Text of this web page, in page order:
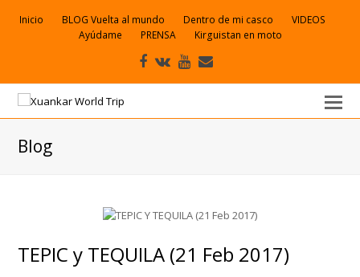
Inicio BLOG Vuelta al mundo Dentro de mi casco
VIDEOS
Ayúdame
PRENSA Kirguistan en moto
Facebook
VK Youtube
electrónico
Blog
TEPIC y TEQUILA (21 Feb 2017)